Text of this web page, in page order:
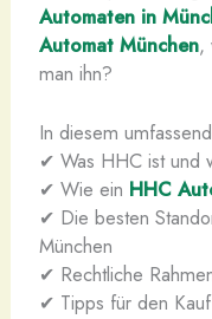
Automaten in
Automat München,
man ihn?
In diesem
✔ Was HHC ist und
✔ Wie ein HHC
✔ Die besten
München
✔ Rechtliche
✔ Tipps für den